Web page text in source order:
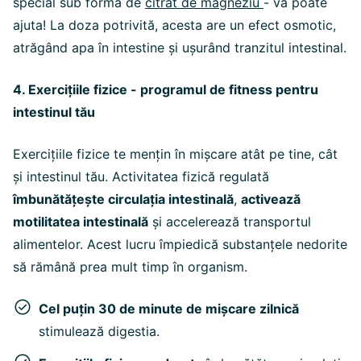
ajuta! La doza potrivită, acesta are un efect osmotic,
atrăgând apa în intestine și ușurând tranzitul intestinal.
4. Exercițiile fizice - programul de fitness pentru
intestinul tău
Exercițiile fizice te mențin în mișcare atât pe tine, cât
și intestinul tău. Activitatea fizică regulată
îmbunătățește circulația intestinală, activează
motilitatea intestinală și accelerează transportul
alimentelor. Acest lucru împiedică substanțele nedorite
să rămână prea mult timp în organism.
Cel puțin 30 de minute de mișcare zilnică
stimulează digestia.